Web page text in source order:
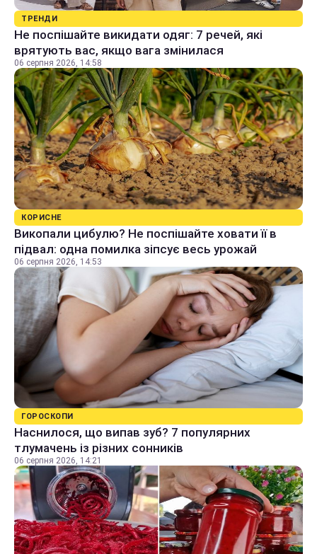
ТРЕНДИ
Не поспішайте викидати одяг: 7 речей, які
врятують вас, якщо вага змінилася
06 серпня 2026, 14:58
КОРИСНЕ
Викопали цибулю? Не поспішайте ховати її в
підвал: одна помилка зіпсує весь урожай
06 серпня 2026, 14:53
ГОРОСКОПИ
Наснилося, що випав зуб? 7 популярних
тлумачень із різних сонників
06 серпня 2026, 14:21